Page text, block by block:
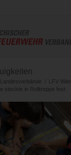
Landesverbände / LFV Wien
steckte in Rolltreppe fest